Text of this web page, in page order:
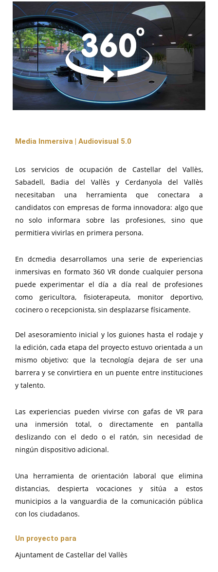
Media Inmersiva | Audiovisual 5.0
Los servicios de ocupación de Castellar del Vallès,
Sabadell, Badia del Vallès y Cerdanyola del Vallès
necesitaban una herramienta que conectara a
candidatos con empresas de forma innovadora: algo que
no solo informara sobre las profesiones, sino que
permitiera vivirlas en primera persona.
En dcmedia desarrollamos una serie de experiencias
inmersivas en formato 360 VR donde cualquier persona
puede experimentar el día a día real de profesiones
como gericultora, fisioterapeuta, monitor deportivo,
cocinero o recepcionista, sin desplazarse físicamente.
Del asesoramiento inicial y los guiones hasta el rodaje y
la edición, cada etapa del proyecto estuvo orientada a un
mismo objetivo: que la tecnología dejara de ser una
barrera y se convirtiera en un puente entre instituciones
y talento.
Las experiencias pueden vivirse con gafas de VR para
una inmersión total, o directamente en pantalla
deslizando con el dedo o el ratón, sin necesidad de
ningún dispositivo adicional.
Una herramienta de orientación laboral que elimina
distancias, despierta vocaciones y sitúa a estos
municipios a la vanguardia de la comunicación pública
con los ciudadanos.
Un proyecto para
Ajuntament de Castellar del Vallès